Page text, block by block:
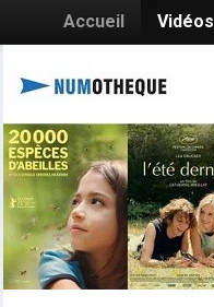
Accueil Vidéos